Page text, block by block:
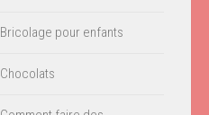
Bricolage pour enfants
Chocolats